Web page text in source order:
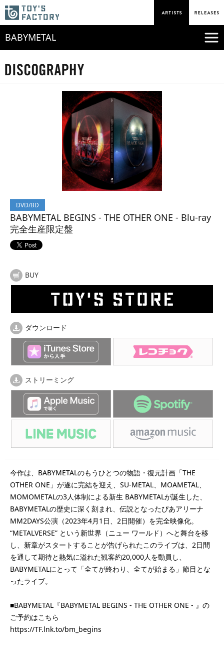
BABYMETAL
DVD/BD
BABYMETAL BEGINS - THE OTHER ONE - Blu-ray
完全生産限定盤
BUY
ダウンロード
ストリーミング
今作は、BABYMETALのもうひとつの物語・復元計画「THE
OTHER ONE」が遂に完結を迎え、SU-METAL、MOAMETAL、
MOMOMETALの3人体制による新生 BABYMETALが誕生した、
BABYMETALの歴史に深く刻まれ、伝説となったぴあアリーナ
MM2DAYS公演（2023年4月1日、2日開催）を完全映像化。
“METALVERSE” という新世界（ニュー ワールド）へと舞台を移
し、新章がスタートすることが告げられたこのライブは、2日間
を通して期待と熱気に溢れた観客約20,000人を動員し、
BABYMETALにとって「全てが終わり、全てが始まる」節目とな
ったライブ。
■BABYMETAL『BABYMETAL BEGINS - THE OTHER ONE - 』の
ご予約はこちら
https://TF.lnk.to/bm_begins